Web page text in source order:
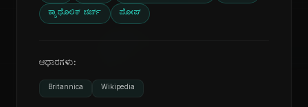
ಕ್ಯಾಥೊಲಿಕ್ ಚರ್ಚ್ ಪೋಪ್
ಆಧಾರಗಳು:
Britannica Wikipedia